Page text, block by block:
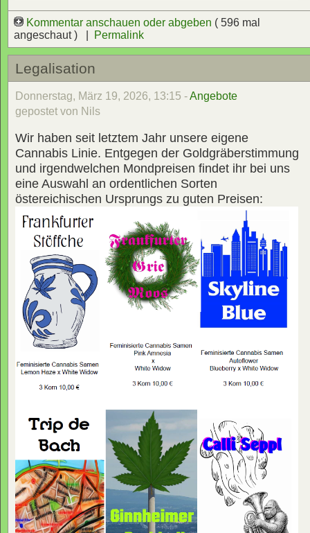
Kommentar anschauen oder abgeben ( 596 mal
angeschaut ) |
Permalink
Legalisation
Donnerstag, März 19, 2026, 13:15 -Angebote
gepostet von Nils
Wir haben seit letztem Jahr unsere eigene
Cannabis Linie. Entgegen der Goldgräberstimmung
und irgendwelchen Mondpreisen findet ihr bei uns
eine Auswahl an ordentlichen Sorten
östereichischen Ursprungs zu guten Preisen: